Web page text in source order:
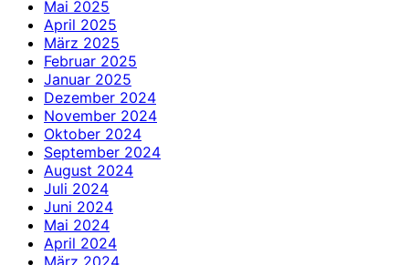
Mai 2025
April 2025
März 2025
Februar 2025
Januar 2025
Dezember 2024
November 2024
Oktober 2024
September 2024
August 2024
Juli 2024
Juni 2024
Mai 2024
April 2024